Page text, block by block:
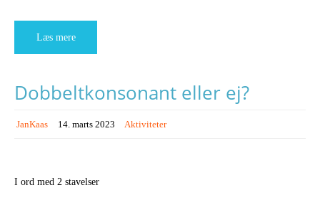
Læs mere
Dobbeltkonsonant eller ej?
JanKaas 14. marts 2023 Aktiviteter
I ord med 2 stavelser